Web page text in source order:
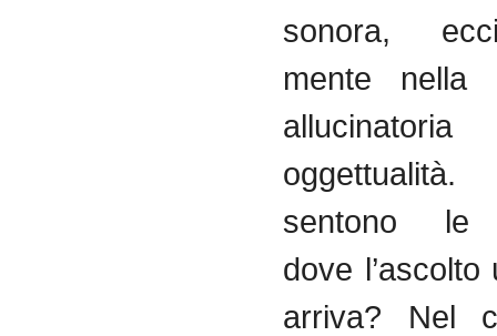
sonora,
mente nella
sentono le
dove
arriva? Nel